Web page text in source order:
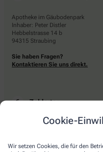
Cookie-
Wir setzen Cookies, die für den
Apotheke im Gäubodenpark
Inhaber: Peter Distler
Hebbelstrasse 14 b
94315 Straubing
Sie haben Fragen?
Kontaktieren Sie uns direkt.
Zahlarten
Bar oder mit einer anderen